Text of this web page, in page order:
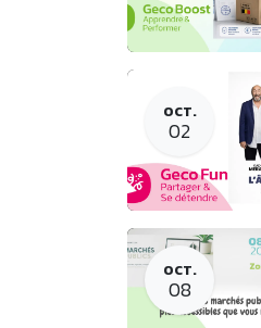
OCT.
02
OCT.
08